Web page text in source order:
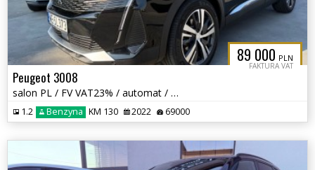
89 000 PLN
FAKTURA VAT
Peugeot 3008
salon PL / FV VAT23% / automat / Allure / po wymianie rozrządu /
1.2 Benzyna KM 130 2022 69000